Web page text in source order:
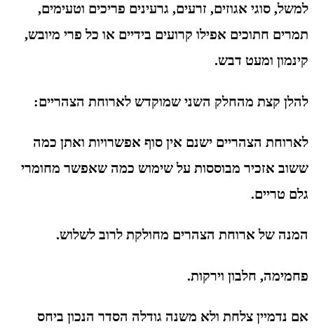
למשל, סוגי אגוזים, זרעים, גרעינים פריכים וטעימים,
תמרים חתוכים אפילו קרועים בידיים או כל פרי מיובש,
קינמון ומעט דבש.
להלן קצת מהחלק השני שמוקדש לארוחת הצהריים:
לארוחת הצהריים ישנם אין סוף אפשרויות ואתן כמה
ששוב אזכיר מבוססות על שימוש כמה שאפשר מחומרי
גלם טריים.
המנה של ארוחת הצהרים מחולקת לרוב לשלוש.
פחמימה, חלבון וירקות.
אם נדמיין צלחת ולא משנה גודלה הסדר הנכון ביחס